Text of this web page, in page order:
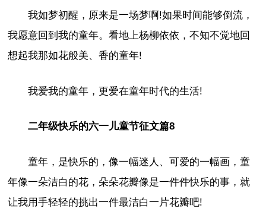
我如梦初醒，原来是一场梦啊!如果时间能够倒流，
我愿意回到我的童年。看地上杨柳依依，不知不觉地回
想起我那如花般美、香的童年!
我爱我的童年，更爱在童年时代的生活!
二年级快乐的六一儿童节征文篇8
童年，是快乐的，像一幅迷人、可爱的一幅画，童
年像一朵洁白的花，朵朵花瓣像是一件件快乐的事，就
让我用手轻轻的挑出一件最洁白一片花瓣吧!